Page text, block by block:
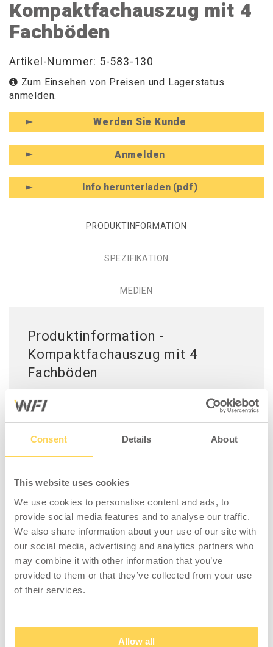
Consent Details About
This website uses cookies
We use cookies to personalise content and ads, to
provide social media features and to analyse our traffic.
We also share information about your use of our site with
our social media, advertising and analytics partners who
may combine it with other information that you’ve
provided to them or that they’ve collected from your use
of their services.
Allow all
Kompaktfachauszug mit 4
Fachböden
Artikel-Nummer: 5-583-130
Zum Einsehen von Preisen und Lagerstatus
anmelden.
Werden Sie Kunde
Anmelden
Info herunterladen (pdf)
PRODUKTINFORMATION
SPEZIFIKATION
MEDIEN
Produktinformation -
Kompaktfachauszug mit 4
Fachböden
Auszug für Werkzeugkompaktfach mit 4
Fachböden, die im Rahmen verschraubt sind.
Die Fachböden können im Abstand von 150
mm in beliebiger Höhe platziert werden. Die
Fachböden haben einen Größe von 330 x 900
sind im im Lieferumfang enthalten.
Die maximale Belastung beträgt 200 kg
verteiltes Gewicht.